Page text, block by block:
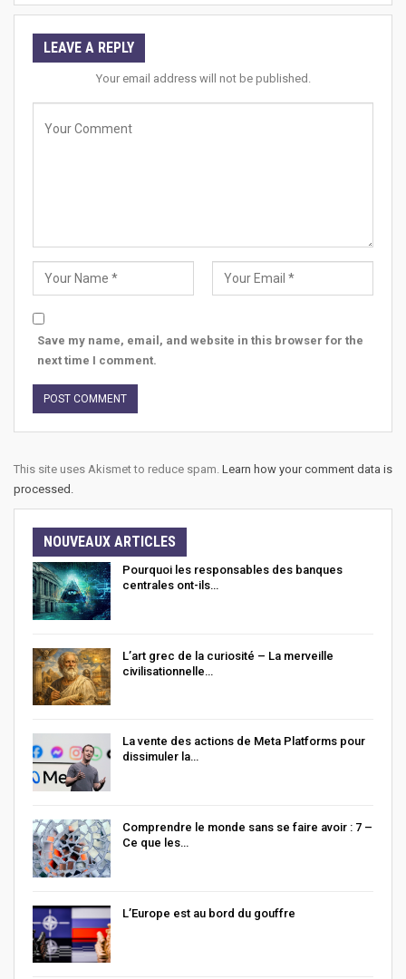
LEAVE A REPLY
Your email address will not be published.
Save my name, email, and website in this browser for the
next time I comment.
This site uses Akismet to reduce spam. Learn how your comment data is
processed.
NOUVEAUX ARTICLES
Pourquoi les responsables des banques
centrales ont-ils…
L’art grec de la curiosité – La merveille
civilisationnelle…
La vente des actions de Meta Platforms pour
dissimuler la…
Comprendre le monde sans se faire avoir : 7 –
Ce que les…
L’Europe est au bord du gouffre